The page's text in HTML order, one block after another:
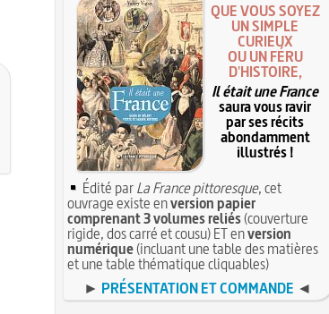
QUE VOUS SOYEZ
UN SIMPLE
CURIEUX
OU UN FÉRU
D'HISTOIRE,
Il était une France
saura vous ravir
par ses récits
abondamment
illustrés !
Édité parLa France pittoresque, cet
ouvrage existe enversion papier
comprenant 3 volumes reliés(couverture
rigide, dos carré et cousu) ET enversion
numérique(incluant une table des matières
et une table thématique cliquables)
► PRÉSENTATION ET COMMANDE ◄